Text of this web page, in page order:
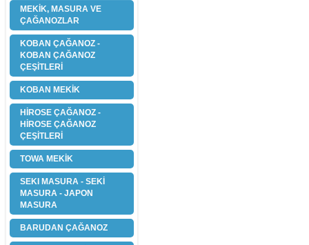
MEKİK, MASURA VE
ÇAĞANOZLAR
KOBAN ÇAĞANOZ -
KOBAN ÇAĞANOZ
ÇEŞİTLERİ
KOBAN MEKİK
HİROSE ÇAĞANOZ -
HİROSE ÇAĞANOZ
ÇEŞİTLERİ
TOWA MEKİK
SEKI MASURA - SEKİ
MASURA - JAPON
MASURA
BARUDAN ÇAĞANOZ